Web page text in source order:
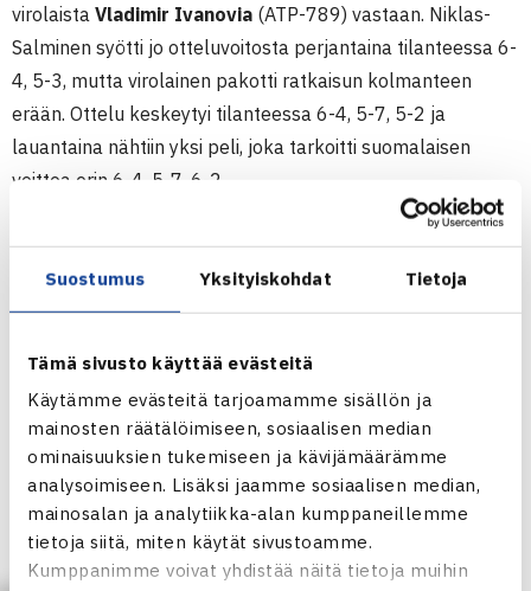
Suostumus Yksityiskohdat Tietoja
Tämä sivusto käyttää evästeitä
Käytämme evästeitä tarjoamamme sisällön ja
mainosten räätälöimiseen, sosiaalisen median
ominaisuuksien tukemiseen ja kävijämäärämme
analysoimiseen. Lisäksi jaamme sosiaalisen median,
mainosalan ja analytiikka-alan kumppaneillemme
tietoja siitä, miten käytät sivustoamme.
Kumppanimme voivat yhdistää näitä tietoja muihin
virolaista Vladimir Ivanovia (ATP-789) vastaan. Niklas-
Salminen syötti jo otteluvoitosta perjantaina tilanteessa 6-
4, 5-3, mutta virolainen pakotti ratkaisun kolmanteen
erään. Ottelu keskeytyi tilanteessa 6-4, 5-7, 5-2 ja
lauantaina nähtiin yksi peli, joka tarkoitti suomalaisen
voittoa erin 6-4, 5-7, 6-2.
Välierässä verkon toisella puolella oli seitsemänneksi
sijoitettu espanjalainenJose Vidal Azorin
(ATP-733).
Vahvasti läpi viikon pelannut suomalainen eteni lopulta
– Tähän astisen turnauksen paras pelini, mutta jäi kyllä
vieläkin parannettavaa. Taistelin ensimmäisen erän
itselleni ja toisessa alkoi syöttöni toimimaan paremmin,
mikä auttoi paljon. Vastustaja pelasi hyvin ja onnistui
roikkumaan hyvin mukana, kertoi Niklas-Salminen.